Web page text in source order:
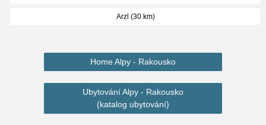
Arzl (30 km)
Home Alpy - Rakousko
Ubytování Alpy - Rakousko
(katalog ubytování)